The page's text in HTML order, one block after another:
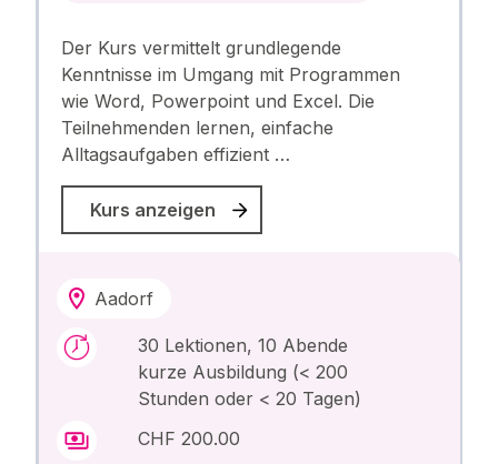
Der Kurs vermittelt grundlegende
Kenntnisse im Umgang mit Programmen
wie Word, Powerpoint und Excel. Die
Teilnehmenden lernen, einfache
Alltagsaufgaben effizient …
Kurs anzeigen
Aadorf
30 Lektionen, 10 Abende
kurze Ausbildung (< 200
Stunden oder < 20 Tagen)
CHF 200.00